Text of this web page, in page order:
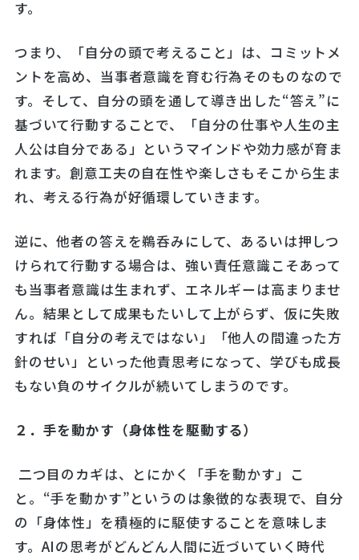
す。
つまり、「自分の頭で考えること」は、コミットメ
ントを高め、当事者意識を育む行為そのものなので
す。そして、自分の頭を通して導き出した“答え”に
基づいて行動することで、「自分の仕事や人生の主
人公は自分である」というマインドや効力感が育ま
れます。創意工夫の自在性や楽しさもそこから生ま
れ、考える行為が好循環していきます。
逆に、他者の答えを鵜呑みにして、あるいは押しつ
けられて行動する場合は、強い責任意識こそあって
も当事者意識は生まれず、エネルギーは高まりませ
ん。結果として成果もたいして上がらず、仮に失敗
すれば「自分の考えではない」「他人の間違った方
針のせい」といった他責思考になって、学びも成長
もない負のサイクルが続いてしまうのです。
２．手を動かす（身体性を駆動する）
二つ目のカギは、とにかく「手を動かす」こ
と。“手を動かす”というのは象徴的な表現で、自分
の「身体性」を積極的に駆使することを意味しま
す。AIの思考がどんどん人間に近づいていく時代